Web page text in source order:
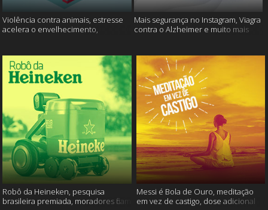
Violência contra animais, estresse
acelera o envelhecimento,
Mais segurança no Instagram, Viagra
contra o Alzheimer e muito mais
Robô da Heineken, pesquisa
brasileira premiada, moradores ficam
Messi é Bola de Ouro, meditação
em vez de castigo, dose adicional